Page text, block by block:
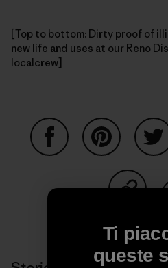
[Top to bottom: Dirty proof of
new life and uses at our Reno
localcrew]
Ti
queste